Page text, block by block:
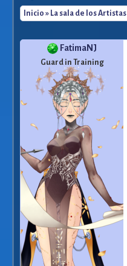
Inicio » La sala de los Artistas
FatimaNJ
Guard in Training